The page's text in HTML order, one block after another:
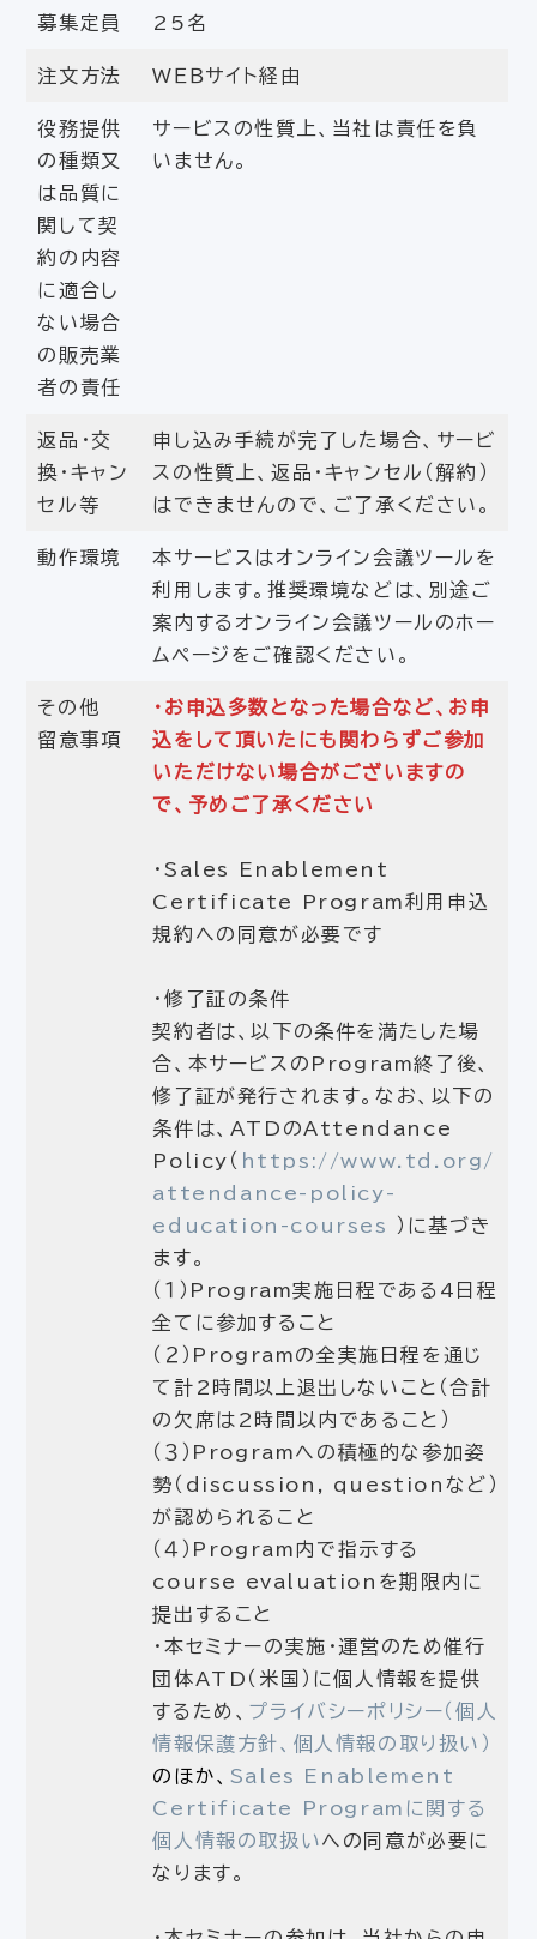
募集定員 25名
注文方法 WＥＢサイト経由
役務提供
の種類又
は品質に
関して契
約の内容
に適合し
ない場合
の販売業
者の責任
サービスの性質上、当社は責任を負
いません。
返品・交
換・キャン
セル等
申し込み手続が完了した場合、サービ
スの性質上、返品・キャンセル（解約）
はできませんので、ご了承ください。
動作環境
本サービスはオンライン会議ツールを
利用します。推奨環境などは、別途ご
案内するオンライン会議ツールのホー
ムページをご確認ください。
その他
留意事項
・お申込多数となった場合など、お申
込をして頂いたにも関わらずご参加
いただけない場合がございますの
で、予めご了承ください
・Sales Enablement
Certificate Program利用申込
規約への同意が必要です
・修了証の条件
契約者は、以下の条件を満たした場
合、本サービスのProgram終了後、
修了証が発行されます。なお、以下の
条件は、ATDのAttendance
Policy（ https://www.td.org/
attendance-policy-
education-courses
）に基づき
ます。
（１）Program実施日程である4日程
全てに参加すること
（２）Programの全実施日程を通じ
て計2時間以上退出しないこと（合計
の欠席は2時間以内であること）
（３）Programへの積極的な参加姿
勢（discussion, questionなど）
が認められること
（４）Program内で指示する
course evaluationを期限内に
提出すること
・本セミナーの実施・運営のため催行
団体ATD（米国）に個人情報を提供
するため、 プライバシーポリシー（個人
情報保護方針、個人情報の取り扱い）
のほか、 Sales Enablement
Certificate Programに関する
個人情報の取扱いへの同意が必要に
なります。